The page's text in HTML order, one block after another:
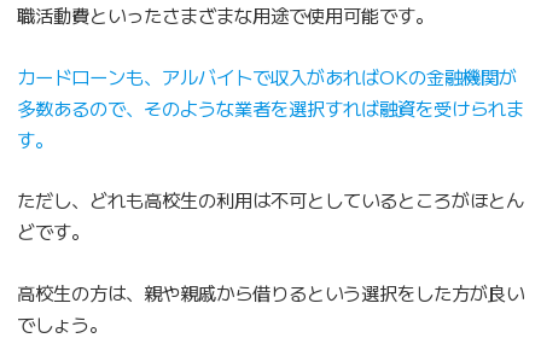
職活動費といったさまざまな用途で使用可能です。
カードローンも、アルバイトで収入があればOKの金融機関が
多数あるので、そのような業者を選択すれば融資を受けられま
す。
ただし、どれも高校生の利用は不可としているところがほとん
どです。
高校生の方は、親や親戚から借りるという選択をした方が良い
でしょう。